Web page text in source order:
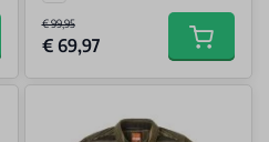
cart
€ 99,95
€ 69,97 Add to